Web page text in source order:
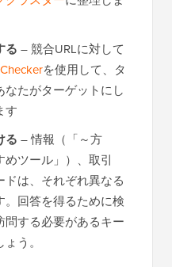
る – 競合URLに対して
を使用して、タ
たがターゲットにし
す
る – 情報（「～方
ツール」）、取引
ドは、それぞれ異なる
回答を得るために検
する必要があるキー
う。